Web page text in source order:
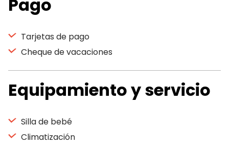
Pago
Tarjetas de pago
Cheque de vacaciones
Equipamiento y servicio
Silla de bebé
Climatización